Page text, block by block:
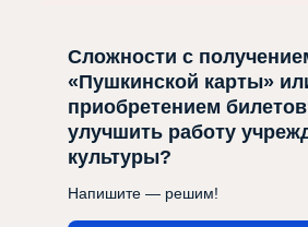
Сложности с
«Пушкинской карты»
приобретением
улучшить работу
культуры?
Напишите — решим!